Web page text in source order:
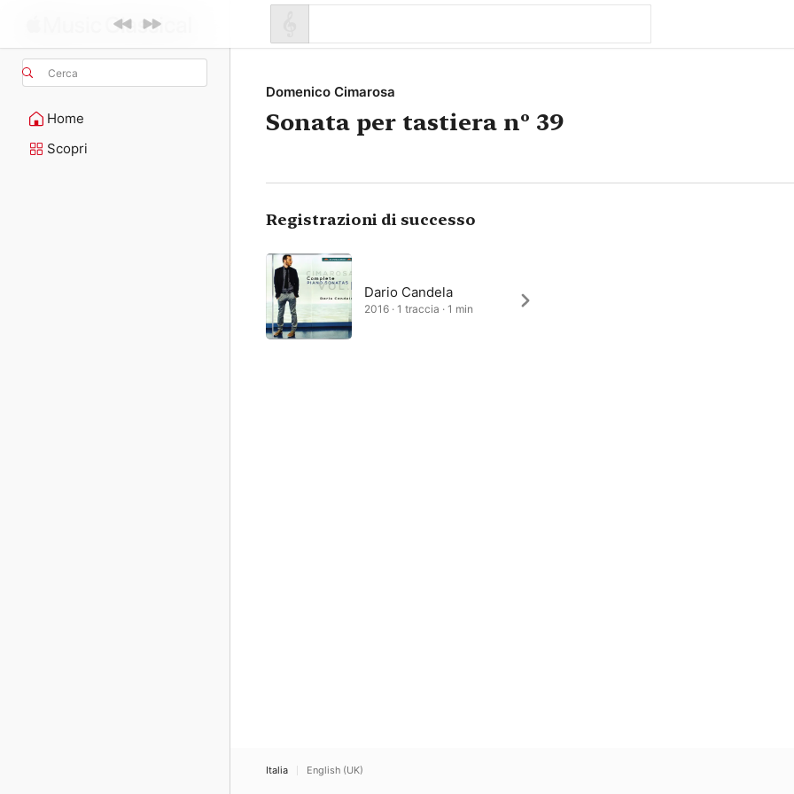
Cerca
Home
Scopri
Domenico Cimarosa
Sonata per tastiera nº 39
Registrazioni di successo
Dario Candela
2016 · 1 traccia · 1 min
Italia English (UK)